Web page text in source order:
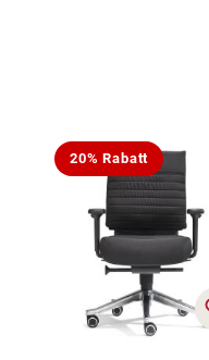
20% Rabatt